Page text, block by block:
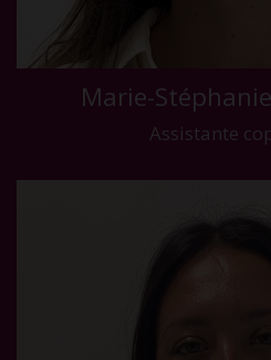
Marie-Stéphanie
Assistante